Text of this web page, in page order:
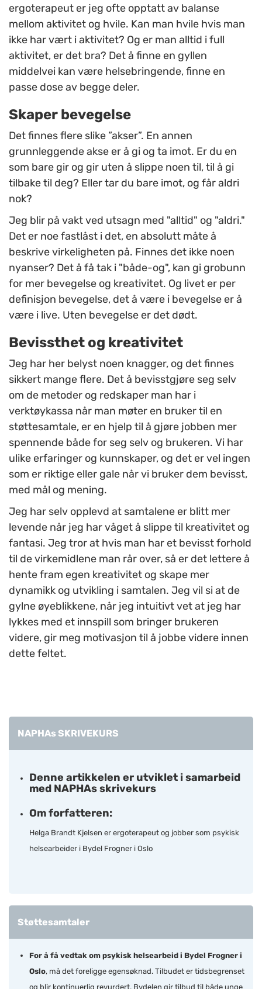
ergoterapeut er jeg ofte opptatt av balanse
mellom aktivitet og hvile. Kan man hvile hvis man
ikke har vært i aktivitet? Og er man alltid i full
aktivitet, er det bra? Det å finne en gyllen
middelvei kan være helsebringende, finne en
passe dose av begge deler.
Skaper bevegelse
Det finnes flere slike ”akser”. En annen
grunnleggende akse er å gi og ta imot. Er du en
som bare gir og gir uten å slippe noen til, til å gi
tilbake til deg? Eller tar du bare imot, og får aldri
nok?
Jeg blir på vakt ved utsagn med "alltid" og "aldri."
Det er noe fastlåst i det, en absolutt måte å
beskrive virkeligheten på. Finnes det ikke noen
nyanser? Det å få tak i "både-og", kan gi grobunn
for mer bevegelse og kreativitet. Og livet er per
definisjon bevegelse, det å være i bevegelse er å
være i live. Uten bevegelse er det dødt.
Bevissthet og kreativitet
Jeg har her belyst noen knagger, og det finnes
sikkert mange flere. Det å bevisstgjøre seg selv
om de metoder og redskaper man har i
verktøykassa når man møter en bruker til en
støttesamtale, er en hjelp til å gjøre jobben mer
spennende både for seg selv og brukeren. Vi har
ulike erfaringer og kunnskaper, og det er vel ingen
som er riktige eller gale når vi bruker dem bevisst,
med mål og mening.
Jeg har selv opplevd at samtalene er blitt mer
levende når jeg har våget å slippe til kreativitet og
fantasi. Jeg tror at hvis man har et bevisst forhold
til de virkemidlene man rår over, så er det lettere å
hente fram egen kreativitet og skape mer
dynamikk og utvikling i samtalen. Jeg vil si at de
gylne øyeblikkene, når jeg intuitivt vet at jeg har
lykkes med et innspill som bringer brukeren
videre, gir meg motivasjon til å jobbe videre innen
dette feltet.
NAPHAs SKRIVEKURS
Denne artikkelen er utviklet i samarbeid
med NAPHAs skrivekurs
Om forfatteren:
Helga Brandt Kjelsen er ergoterapeut og jobber som psykisk
helsearbeider i Bydel Frogner i Oslo
Støttesamtaler
For å få vedtak om psykisk helsearbeid i Bydel Frogner i
Oslo, må det foreligge egensøknad. Tilbudet er tidsbegrenset
og blir kontinuerlig revurdert. Bydelen gir tilbud til både unge